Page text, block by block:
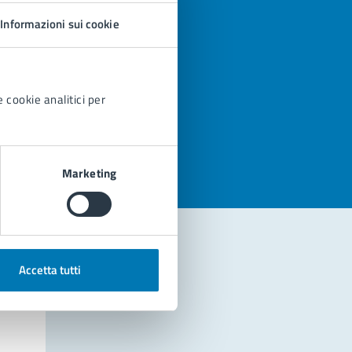
Informazioni sui cookie
cookie analitici per
Marketing
Accetta tutti